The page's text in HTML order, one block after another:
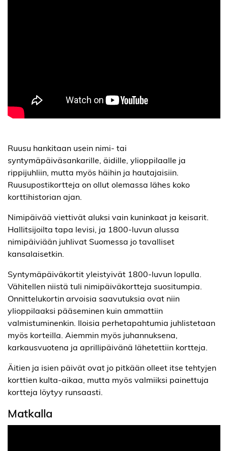
Ruusu hankitaan usein nimi- tai
syntymäpäiväsankarille, äidille, ylioppilaalle ja
rippijuhliin, mutta myös häihin ja hautajaisiin.
Ruusupostikortteja on ollut olemassa lähes koko
korttihistorian ajan.
Nimipäivää viettivät aluksi vain kuninkaat ja keisarit.
Hallitsijoilta tapa levisi, ja 1800-luvun alussa
nimipäiviään juhlivat Suomessa jo tavalliset
kansalaisetkin.
Syntymäpäiväkortit yleistyivät 1800-luvun lopulla.
Vähitellen niistä tuli nimipäiväkortteja suositumpia.
Onnittelukortin arvoisia saavutuksia ovat niin
ylioppilaaksi pääseminen kuin ammattiin
valmistuminenkin. Iloisia perhetapahtumia juhlistetaan
myös korteilla. Aiemmin myös juhannuksena,
karkausvuotena ja aprillipäivänä lähetettiin kortteja.
Äitien ja isien päivät ovat jo pitkään olleet itse tehtyjen
korttien kulta-aikaa, mutta myös valmiiksi painettuja
kortteja löytyy runsaasti.
Matkalla